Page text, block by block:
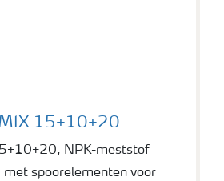
15+10+20
NPK-meststof
spoorelementen voor